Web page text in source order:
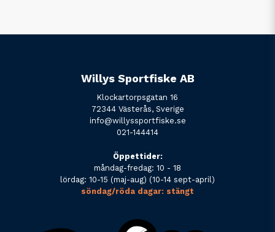
Willys Sportfiske AB
Klockartorpsgatan 16
72344 Västerås, Sverige
info@willyssportfiske.se
021-144414
Öppettider:
måndag-fredag: 10 - 18
lördag: 10-15 (maj-aug) (10-14 sept-april)
söndag/röda dagar: stängt